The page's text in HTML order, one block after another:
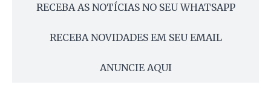
RECEBA AS NOTÍCIAS NO SEU WHATSAPP
RECEBA NOVIDADES EM SEU EMAIL
ANUNCIE AQUI